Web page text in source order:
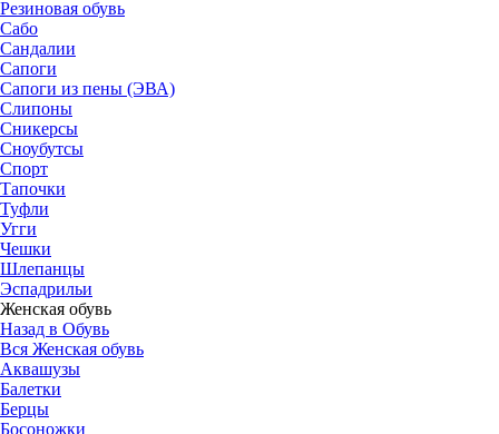
Резиновая обувь
Сабо
Сандалии
Сапоги
Сапоги из пены (ЭВА)
Слипоны
Сникерсы
Сноубутсы
Спорт
Тапочки
Туфли
Угги
Чешки
Шлепанцы
Эспадрильи
Женская обувь
Назад в Обувь
Вся Женская обувь
Аквашузы
Балетки
Берцы
Босоножки